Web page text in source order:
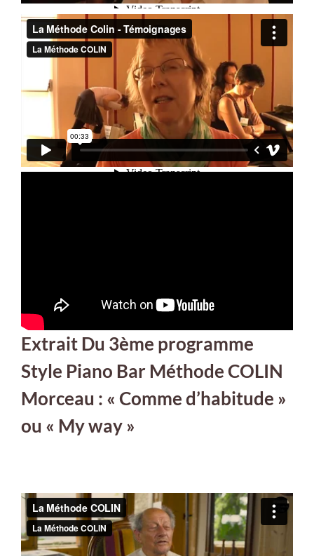
Extrait Du 3ème programme
Style Piano Bar Méthode COLIN
Morceau : « Comme d’habitude »
ou « My way »